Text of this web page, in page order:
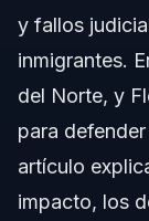
Formas
Cómo
Línea de
y fallos
inmigrantes.
del Norte, y
para
artículo
impacto, los